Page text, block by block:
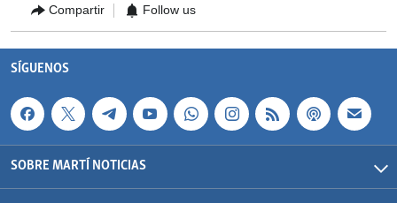
Compartir Follow us
SÍGUENOS
SOBRE MARTÍ NOTICIAS